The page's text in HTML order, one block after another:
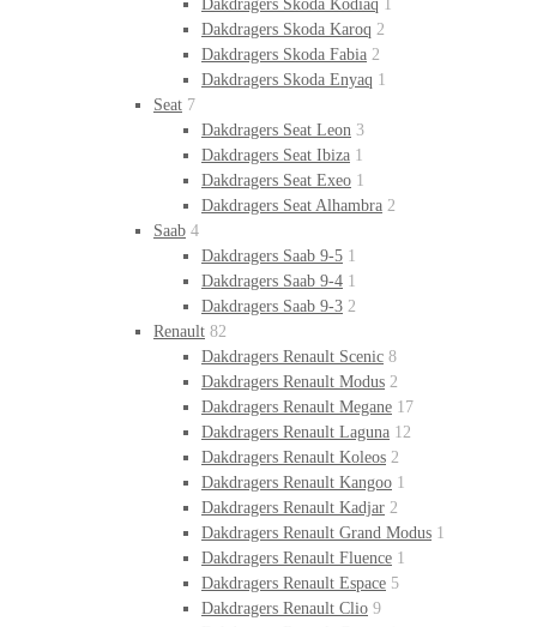
Dakdragers Skoda Kodiaq 1
Dakdragers Skoda Karoq 2
Dakdragers Skoda Fabia 2
Dakdragers Skoda Enyaq 1
Seat 7
Dakdragers Seat Leon 3
Dakdragers Seat Ibiza 1
Dakdragers Seat Exeo 1
Dakdragers Seat Alhambra 2
Saab 4
Dakdragers Saab 9-5 1
Dakdragers Saab 9-4 1
Dakdragers Saab 9-3 2
Renault 82
Dakdragers Renault Scenic 8
Dakdragers Renault Modus 2
Dakdragers Renault Megane 17
Dakdragers Renault Laguna 12
Dakdragers Renault Koleos 2
Dakdragers Renault Kangoo 1
Dakdragers Renault Kadjar 2
Dakdragers Renault Grand Modus 1
Dakdragers Renault Fluence 1
Dakdragers Renault Espace 5
Dakdragers Renault Clio 9